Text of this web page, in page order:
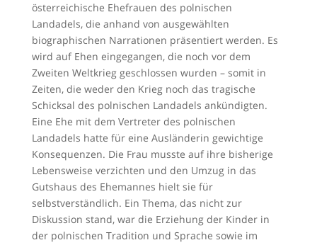
österreichische Ehefrauen des polnischen
Landadels, die anhand von ausgewählten
biographischen Narrationen präsentiert werden. Es
wird auf Ehen eingegangen, die noch vor dem
Zweiten Weltkrieg geschlossen wurden – somit in
Zeiten, die weder den Krieg noch das tragische
Schicksal des polnischen Landadels ankündigten.
Eine Ehe mit dem Vertreter des polnischen
Landadels hatte für eine Ausländerin gewichtige
Konsequenzen. Die Frau musste auf ihre bisherige
Lebensweise verzichten und den Umzug in das
Gutshaus des Ehemannes hielt sie für
selbstverständlich. Ein Thema, das nicht zur
Diskussion stand, war die Erziehung der Kinder in
der polnischen Tradition und Sprache sowie im